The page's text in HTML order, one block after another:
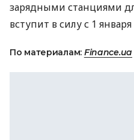
зарядными станциями
вступит в силу с 1 января
По материалам: Finance.ua